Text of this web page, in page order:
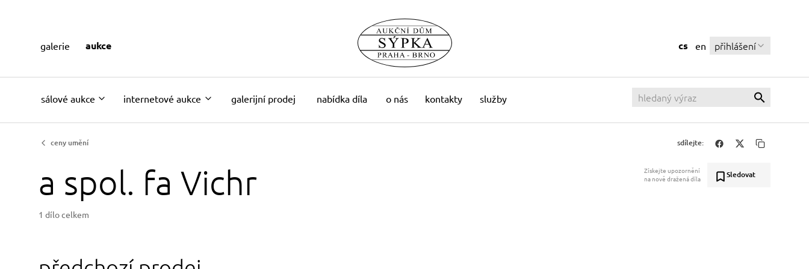
sálové aukce internetové aukce galerijní prodej nabídka díla o nás kontakty služby
cs en přihlášení
galerie aukce
ceny umění sdílejte:
a spol. fa Vichr
Získejte upozornění
na nově dražená díla
Sledovat
1 dílo celkem